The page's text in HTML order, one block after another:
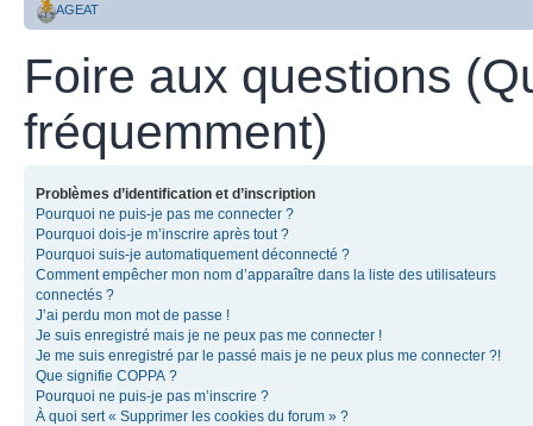
AGEAT
Foire aux questions
fréquemment)
Problèmes d’identification et d’inscription
Pourquoi ne puis-je pas me connecter ?
Pourquoi dois-je m’inscrire après tout ?
Pourquoi suis-je automatiquement déconnecté ?
Comment empêcher mon nom d’apparaître dans la liste des utilisateurs
connectés ?
J’ai perdu mon mot de passe !
Je suis enregistré mais je ne peux pas me connecter !
Je me suis enregistré par le passé mais je ne peux plus me connecter ?!
Que signifie COPPA ?
Pourquoi ne puis-je pas m’inscrire ?
À quoi sert « Supprimer les cookies du forum » ?